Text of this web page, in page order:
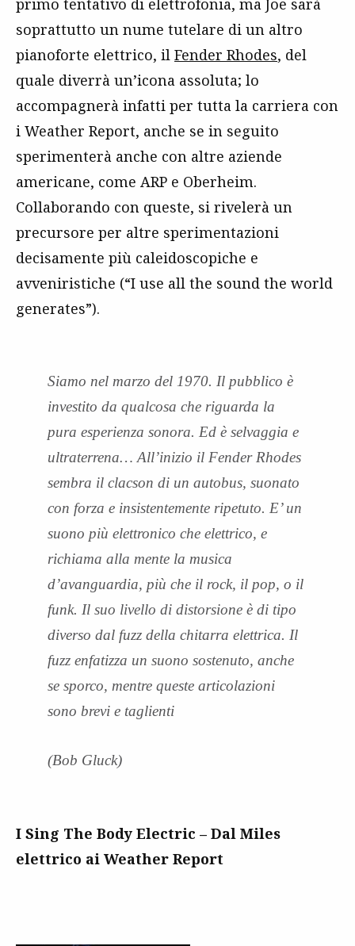
soprattutto un nume tutelare di un altro
pianoforte elettrico, il Fender Rhodes, del
quale diverrà un’icona assoluta; lo
accompagnerà infatti per tutta la carriera con
i Weather Report, anche se in seguito
sperimenterà anche con altre aziende
americane, come ARP e Oberheim.
Collaborando con queste, si rivelerà un
precursore per altre sperimentazioni
decisamente più caleidoscopiche e
avveniristiche (“I use all the sound the world
generates”).
Siamo nel marzo del 1970. Il pubblico è
investito da qualcosa che riguarda la
pura esperienza sonora. Ed è selvaggia e
ultraterrena… All’inizio il Fender Rhodes
sembra il clacson di un autobus, suonato
con forza e insistentemente ripetuto. E’ un
suono più elettronico che elettrico, e
richiama alla mente la musica
d’avanguardia, più che il rock, il pop, o il
funk. Il suo livello di distorsione è di tipo
diverso dal fuzz della chitarra elettrica. Il
fuzz enfatizza un suono sostenuto, anche
se sporco, mentre queste articolazioni
sono brevi e taglienti
(Bob Gluck)
I Sing The Body Electric – Dal Miles
elettrico ai Weather Report